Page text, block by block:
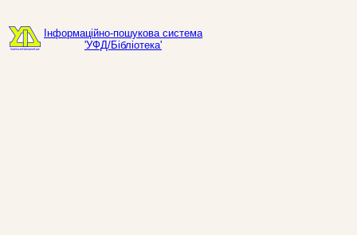
Інформаційно-пошукова система
'УФД/Бібліотека'